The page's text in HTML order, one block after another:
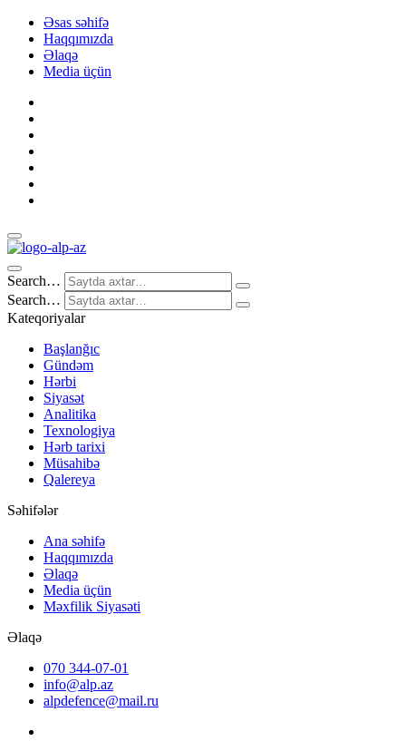
Əsas səhifə
Haqqımızda
Əlaqə
Media üçün
Search…
Search…
Kateqoriyalar
Başlanğıc
Gündəm
Hərbi
Siyasət
Analitika
Texnologiya
Hərb tarixi
Müsahibə
Qalereya
Səhifələr
Ana səhifə
Haqqımızda
Əlaqə
Media üçün
Məxfilik Siyasəti
Əlaqə
070 344-07-01
info@alp.az
alpdefence@mail.ru